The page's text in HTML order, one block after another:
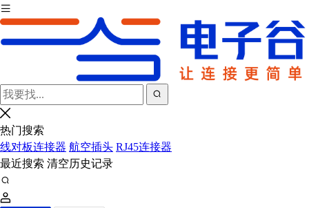
热门搜索
线对板连接器 航空插头 RJ45连接器
最近搜索 清空历史记录